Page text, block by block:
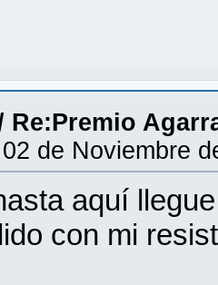
Re:Premio
02 de Noviembre
aquí
con mi